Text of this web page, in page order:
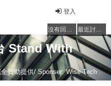
登入
沒有回覆的主題 最近討論的主題
Stand With
贊助提供/ Sponser: Wise-Tech